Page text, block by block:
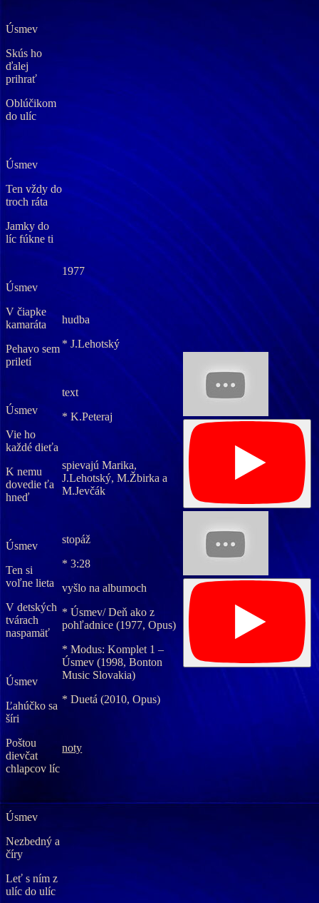
Úsmev
Skús ho
ďalej
prihrať
Oblúčikom
do ulíc
Úsmev
Ten vždy do
troch ráta
Jamky do
líc fúkne ti
Úsmev
V čiapke
kamaráta
Pehavo sem
priletí
Úsmev
Vie ho
každé dieťa
K nemu
dovedie ťa
hneď
Úsmev
Ten si
voľne lieta
V detských
tvárach
naspamäť
Úsmev
Ľahúčko sa
šíri
Poštou
dievčat
chlapcov líc
Úsmev
Nezbedný a
číry
Leť s ním z
ulíc do ulíc
1977
hudba
* J.Lehotský
text
* K.Peteraj
spievajú Marika,
J.Lehotský, M.Žbirka a
M.Jevčák
stopáž
* 3:28
vyšlo na albumoch
* Úsmev/ Deň ako z
pohľadnice (1977, Opus)
* Modus: Komplet 1 –
Úsmev (1998, Bonton
Music Slovakia)
* Duetá (2010, Opus)
noty